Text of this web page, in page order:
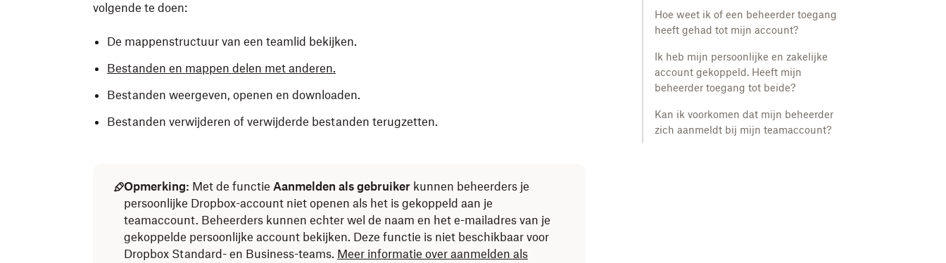
Hoe weet ik of een beheerder toegang
heeft gehad tot mijn account?
Ik heb mijn persoonlijke en zakelijke
account gekoppeld. Heeft mijn
beheerder toegang tot beide?
Kan ik voorkomen dat mijn beheerder
zich aanmeldt bij mijn teamaccount?
volgende te doen:
De mappenstructuur van een teamlid bekijken.
Bestanden en mappen delen met anderen.
Bestanden weergeven, openen en downloaden.
Bestanden verwijderen of verwijderde bestanden terugzetten.
Opmerking: Met de functie Aanmelden als gebruiker kunnen beheerders je
persoonlijke Dropbox-account niet openen als het is gekoppeld aan je
teamaccount. Beheerders kunnen echter wel de naam en het e-mailadres van je
gekoppelde persoonlijke account bekijken. Deze functie is niet beschikbaar voor
Dropbox Standard- en Business-teams. Meer informatie over aanmelden als